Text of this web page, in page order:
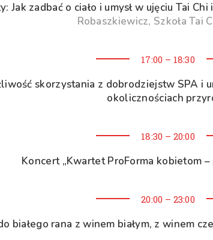
Jak zadbać o ciało i umysł w ujęciu Tai
Robaszkiewicz, Szkoła Tai
17:00 – 18:30
skorzystania z dobrodziejstw SPA i
okolicznościach
18:30 – 20:00
Koncert „Kwartet ProForma kobietom –
20:00 – 23:00
białego rana z winem białym, z winem